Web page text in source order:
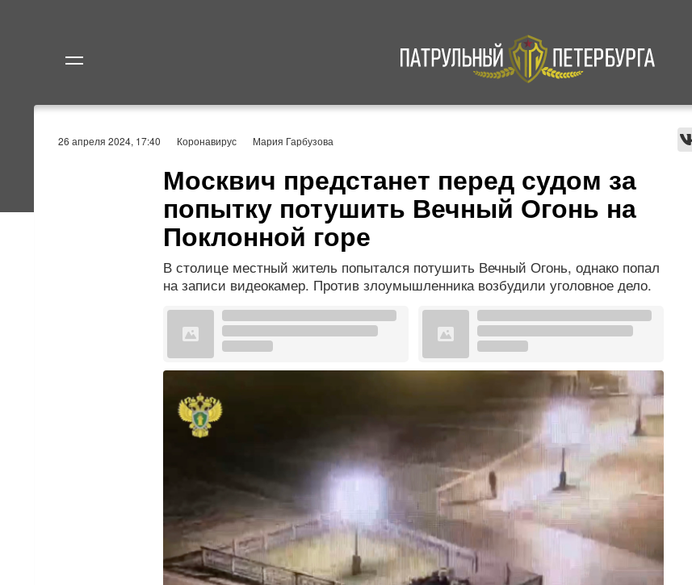
Происшествия
26 апреля 2024, 17:40 Коронавирус Мария Гарбузова
Москвич предстанет перед судом за
попытку потушить Вечный Огонь на
Поклонной горе
В столице местный житель попытался потушить Вечный Огонь, однако попал
на записи видеокамер. Против злоумышленника возбудили уголовное дело.